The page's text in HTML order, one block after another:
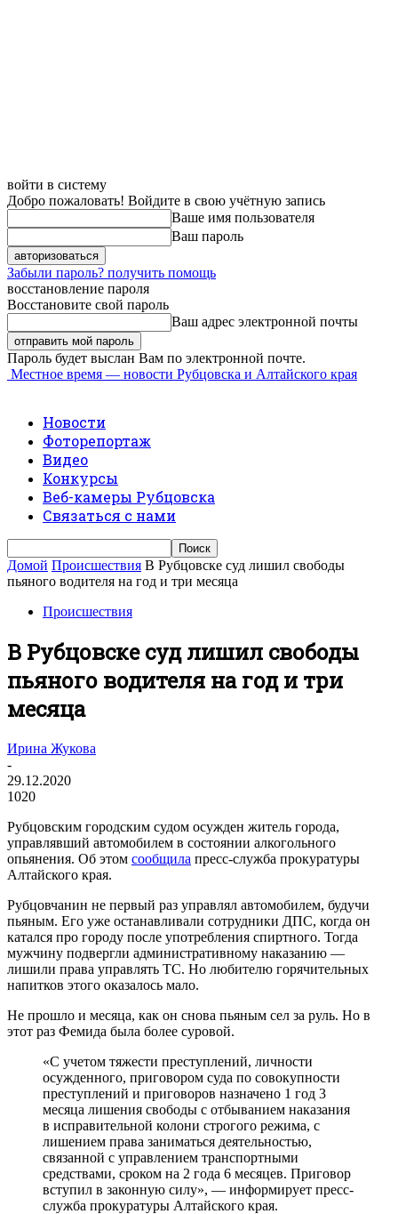
войти в систему
Добро пожаловать! Войдите в свою учётную запись
Ваше имя пользователя
Ваш пароль
Забыли пароль? получить помощь
восстановление пароля
Восстановите свой пароль
Ваш адрес электронной почты
Пароль будет выслан Вам по электронной почте.
Местное время — новости Рубцовска и Алтайского края
Новости
Фоторепортаж
Видео
Конкурсы
Веб-камеры Рубцовска
Связаться с нами
Домой Происшествия В Рубцовске суд лишил свободы
пьяного водителя на год и три месяца
Происшествия
В Рубцовске суд лишил свободы
пьяного водителя на год и три
месяца
Ирина Жукова
-
29.12.2020
1020
Рубцовским городским судом осужден житель города,
управлявший автомобилем в состоянии алкогольного
опьянения. ​​​​​​​Об этом сообщила пресс-служба прокуратуры
Алтайского края.
Рубцовчанин не первый раз управлял автомобилем, будучи
пьяным. Его уже останавливали сотрудники ДПС, когда он
катался про городу после употребления спиртного. Тогда
мужчину подвергли административному наказанию —
лишили права управлять ТС. Но любителю горячительных
напитков этого оказалось мало.
Не прошло и месяца, как он снова пьяным сел за руль. Но в
этот раз Фемида была более суровой.
«С учетом тяжести преступлений, личности
осужденного, приговором суда по совокупности
преступлений и приговоров назначено 1 год 3
месяца лишения свободы с отбыванием наказания
в исправительной колони строгого режима, с
лишением права заниматься деятельностью,
связанной с управлением транспортными
средствами, сроком на 2 года 6 месяцев. Приговор
вступил в законную силу», — информирует пресс-
служба прокуратуры Алтайского края.